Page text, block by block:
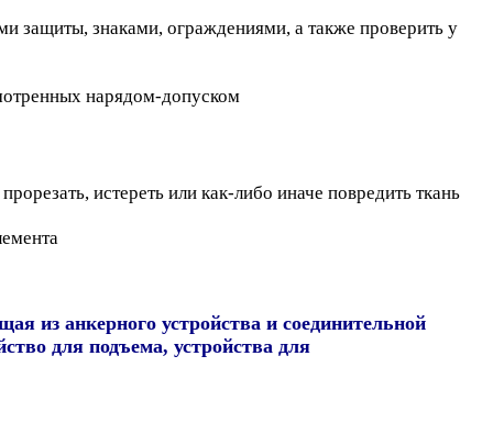
защиты, знаками, ограждениями, а также проверить у
нарядом-допуском
истереть или как-либо иначе повредить ткань
из анкерного устройства и соединительной
для подъема, устройства для